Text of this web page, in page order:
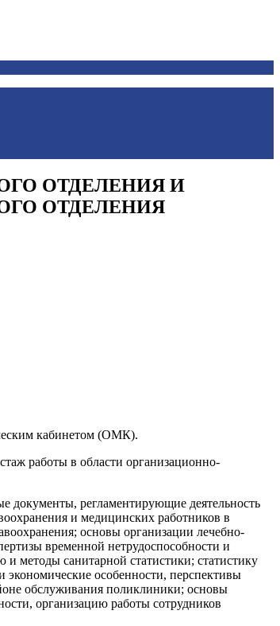
ОТДЕЛЕНИЯ И
ОТДЕЛЕНИЯ
кабинетом (ОМК).
работы в области организационно-
документы, регламентирующие деятельность
и медицинских работников в
основы организации лечебно-
временной нетрудоспособности и
методы санитарной статистики; статистику
экономические особенности, перспективы
обслуживания поликлиники; основы
организацию работы сотрудников